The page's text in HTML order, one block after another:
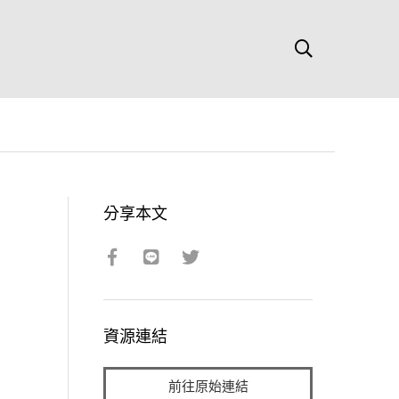
分享本文
資源連結
前往原始連結